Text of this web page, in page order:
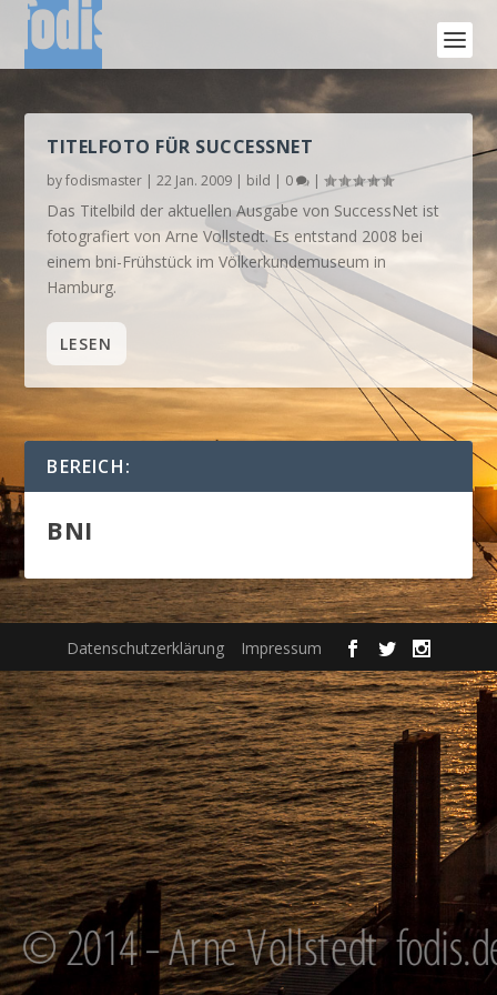
TITELFOTO FÜR SUCCESSNET
byfodismaster |22 Jan. 2009 | bild | 0 |
Das Titelbild der aktuellen Ausgabe von SuccessNet ist
fotografiert von Arne Vollstedt. Es entstand 2008 bei
einem bni-Frühstück im Völkerkundemuseum in
Hamburg.
LESEN
BEREICH:
BNI
Datenschutzerklärung Impressum